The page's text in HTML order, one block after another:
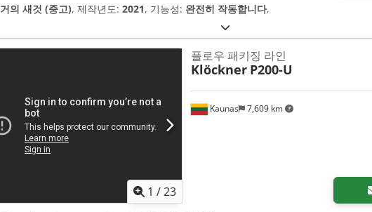
거의 새것 (중고), 제작년도: 2021, 기능성: 완전히 작동합니다,
1 /23
Kaunas 7,609 km
플로우 패키징 라인
Klöckner P200-U